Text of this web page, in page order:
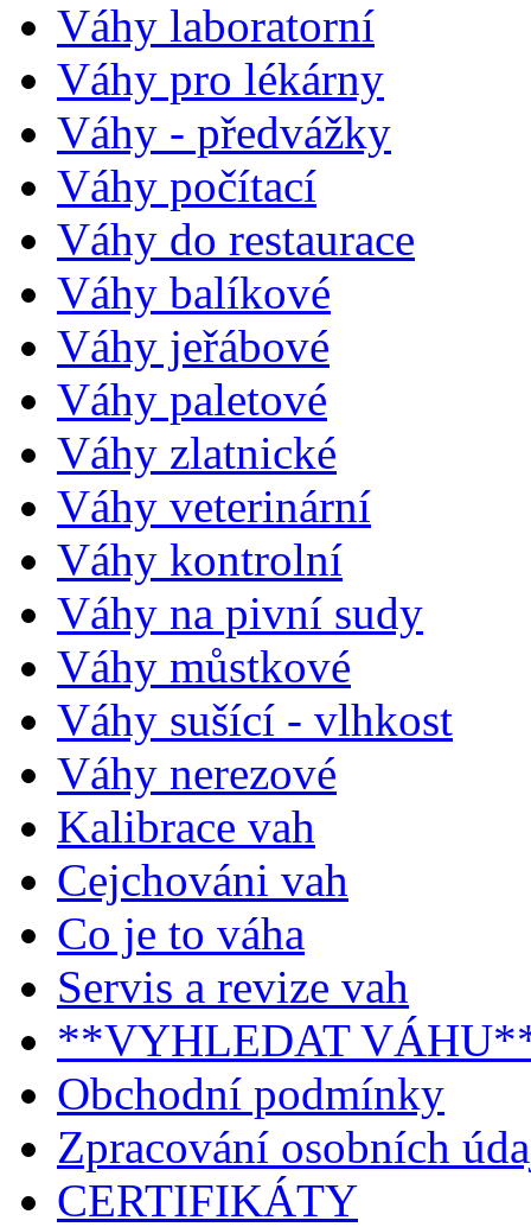
Váhy laboratorní
Váhy pro lékárny
Váhy - předvážky
Váhy počítací
Váhy do restaurace
Váhy balíkové
Váhy jeřábové
Váhy paletové
Váhy zlatnické
Váhy veterinární
Váhy kontrolní
Váhy na pivní sudy
Váhy můstkové
Váhy sušící - vlhkost
Váhy nerezové
Kalibrace vah
Cejchováni vah
Co je to váha
Servis a revize vah
**VYHLEDAT
Obchodní podmínky
Zpracování osobních
CERTIFIKÁTY